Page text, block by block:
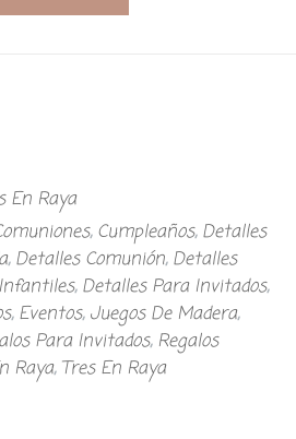
En Raya
, Cumpleaños, Detalles
, Detalles Comunión, Detalles
, Detalles Para Invitados,
, Eventos, Juegos De Madera,
Para Invitados, Regalos
Raya, Tres En Raya